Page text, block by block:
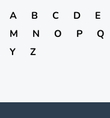
A B C D E
M
N O P Q
Y
Z